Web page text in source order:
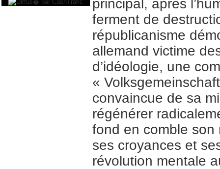
principal, après
ferment de
républicanisme
allemand victime
d’idéologie, une
«
convaincue de sa
régénérer
fond en comble
ses croyances et
révolution mentale